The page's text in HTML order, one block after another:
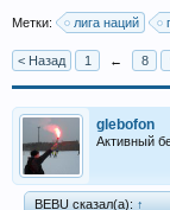
Метки: лига наций
< Назад 1 ← 8
glebofon
Активный
BEBU сказал(а): ↑